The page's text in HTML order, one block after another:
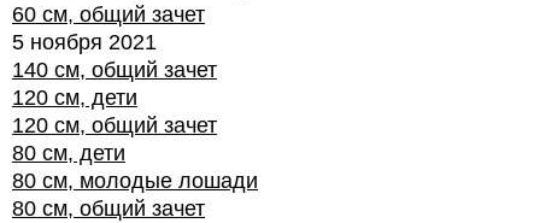
60 см, общий зачет
5 ноября 2021
140 см, общий зачет
120 см, дети
120 см, общий зачет
80 см, дети
80 см, молодые лошади
80 см, общий зачет